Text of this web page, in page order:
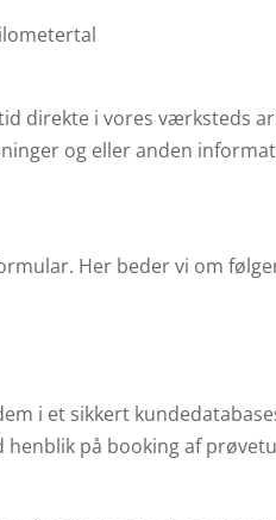
direkte i vores værksteds
og eller anden
Her beder vi om
i et sikkert
henblik på booking af